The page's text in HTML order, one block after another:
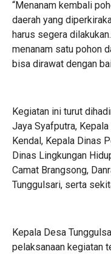
“Menanam kembali
daerah yang
harus segera
menanam satu pohon
bisa dirawat dengan
Kegiatan ini turut
Jaya Syafputra,
Kendal, Kepala Dinas
Dinas Lingkungan
Camat Brangsong,
Tunggulsari, serta
Kepala Desa
pelaksanaan kegiatan